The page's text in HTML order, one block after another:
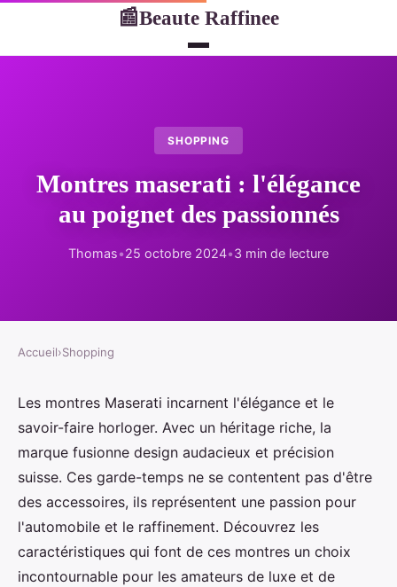
📰Beaute Raffinee
SHOPPING
Montres maserati : l'élégance
au poignet des passionnés
Thomas•25 octobre 2024•3 min de lecture
Accueil›Shopping
Les montres Maserati incarnent l'élégance et le
savoir-faire horloger. Avec un héritage riche, la
marque fusionne design audacieux et précision
suisse. Ces garde-temps ne se contentent pas d'être
des accessoires, ils représentent une passion pour
l'automobile et le raffinement. Découvrez les
caractéristiques qui font de ces montres un choix
incontournable pour les amateurs de luxe et de